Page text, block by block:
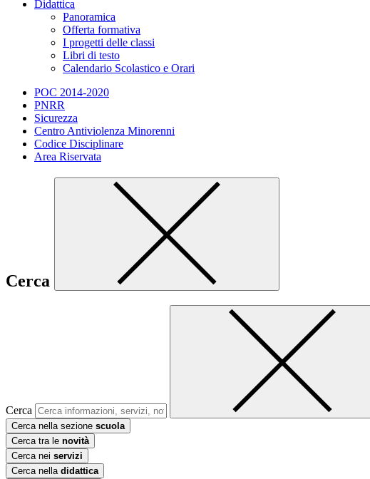
Didattica
Panoramica
Offerta formativa
I progetti delle classi
Libri di testo
Calendario Scolastico e Orari
POC 2014-2020
PNRR
Sicurezza
Centro Antiviolenza Minorenni
Codice Disciplinare
Area Riservata
Cerca
Cerca
Cerca nella sezione scuola
Cerca tra le novità
Cerca nei servizi
Cerca nella didattica